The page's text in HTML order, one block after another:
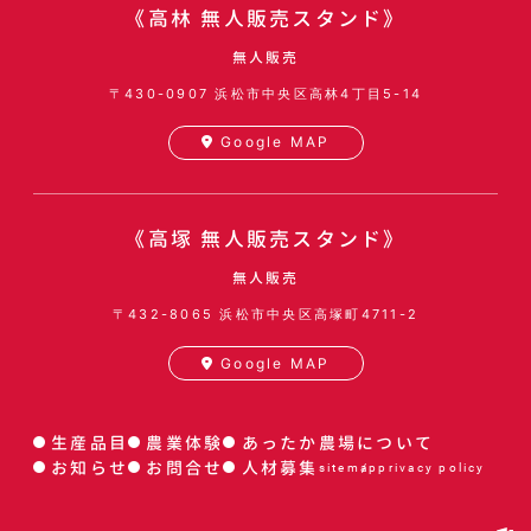
《高林 無人販売スタンド》
無人販売
〒430-0907 浜松市中央区高林4丁目5-14
Google MAP
《高塚 無人販売スタンド》
無人販売
〒432-8065 浜松市中央区高塚町4711-2
Google MAP
生産品目 農業体験
あったか農場について
お知らせ
お問合せ 人材募集 sitemapprivacy policy